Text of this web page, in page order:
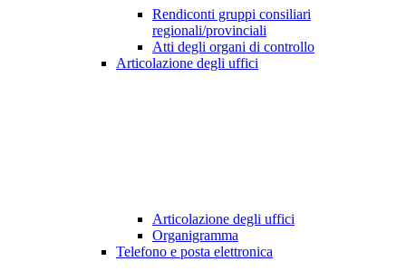
Rendiconti gruppi consiliari
regionali/provinciali
Atti degli organi di controllo
Articolazione degli uffici
Articolazione degli uffici
Organigramma
Telefono e posta elettronica